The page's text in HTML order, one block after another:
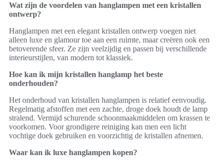
Wat zijn de voordelen van hanglampen met een kristallen
ontwerp?
Hanglampen met een elegant kristallen ontwerp voegen niet
alleen luxe en glamour toe aan een ruimte, maar creëren ook een
betoverende sfeer. Ze zijn veelzijdig en passen bij verschillende
interieurstijlen, van modern tot klassiek.
Hoe kan ik mijn kristallen hanglamp het beste
onderhouden?
Het onderhoud van kristallen hanglampen is relatief eenvoudig.
Regelmatig afstoffen met een zachte, droge doek houdt de lamp
stralend. Vermijd schurende schoonmaakmiddelen om krassen te
voorkomen. Voor grondigere reiniging kan men een licht
vochtige doek gebruiken en voorzichtig de kristallen afnemen.
Waar kan ik luxe hanglampen kopen?